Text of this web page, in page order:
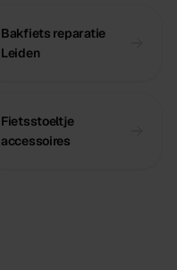
Bakfiets reparatie
Leiden
Fietsstoeltje
accessoires